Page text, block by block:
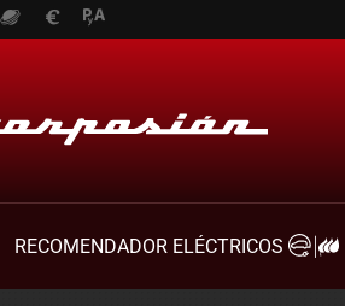
RECOMENDADOR ELÉCTRICOS